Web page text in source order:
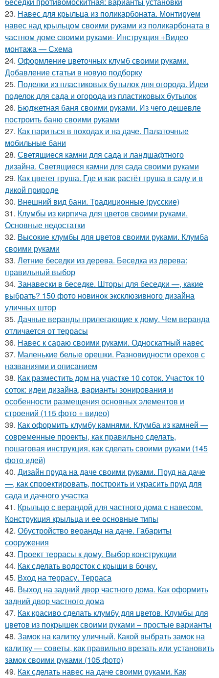
23. Навес для крыльца из поликарбоната. Монтируем
навес над крыльцом своими руками из поликарбоната в
частном доме своими руками- Инструкция +Видео
монтажа — Схема
24. Оформление цветочных клумб своими руками.
Добавление статьи в новую подборку
25. Поделки из пластиковых бутылок для огорода. Идеи
поделок для сада и огорода из пластиковых бутылок
26. Бюджетная баня своими руками. Из чего дешевле
построить баню своими руками
27. Как париться в походах и на даче. Палаточные
мобильные бани
28. Светящиеся камни для сада и ландшафтного
дизайна. Светящиеся камни для сада своими руками
29. Как цветет груша. Где и как растёт груша в саду и в
дикой природе
30. Внешний вид бани. Традиционные (русские)
31. Клумбы из кирпича для цветов своими руками.
Основные недостатки
32. Высокие клумбы для цветов своими руками. Клумба
своими руками
33. Летние беседки из дерева. Беседка из дерева:
правильный выбор
34. Занавески в беседке. Шторы для беседки —, какие
выбрать? 150 фото новинок эксклюзивного дизайна
уличных штор
35. Дачные веранды прилегающие к дому. Чем веранда
отличается от террасы
36. Навес к сараю своими руками. Односкатный навес
37. Маленькие белые орешки. Разновидности орехов с
названиями и описанием
38. Как разместить дом на участке 10 соток. Участок 10
соток: идеи дизайна, варианты зонирования и
особенности размещения основных элементов и
строений (115 фото + видео)
39. Как оформить клумбу камнями. Клумба из камней —
современные проекты, как правильно сделать,
пошаговая инструкция, как сделать своими руками (145
фото идей)
40. Дизайн пруда на даче своими руками. Пруд на даче
—, как спроектировать, построить и украсить пруд для
сада и дачного участка
41. Крыльцо с верандой для частного дома с навесом.
Конструкция крыльца и ее основные типы
42. Обустройство веранды на даче. Габариты
сооружения
43. Проект террасы к дому. Выбор конструкции
44. Как сделать водосток с крыши в бочку.
45. Вход на террасу. Терраса
46. Выход на задний двор частного дома. Как оформить
задний двор частного дома
47. Как красиво сделать клумбу для цветов. Клумбы для
цветов из покрышек своими руками – простые варианты
48. Замок на калитку уличный. Какой выбрать замок на
калитку — советы, как правильно врезать или установить
замок своими руками (105 фото)
49. Как сделать навес на даче своими руками. Как